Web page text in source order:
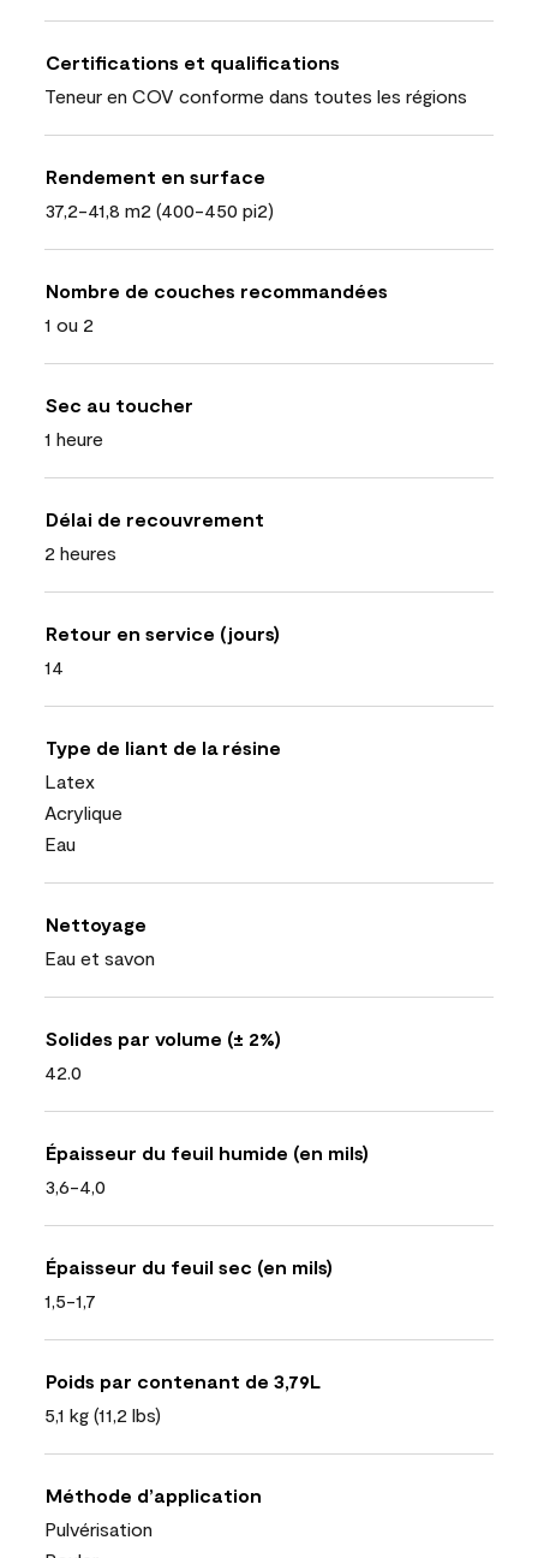
Certifications et qualifications
Teneur en COV conforme dans toutes les régions
Rendement en surface
37,2-41,8 m2 (400-450 pi2)
Nombre de couches recommandées
1 ou 2
Sec au toucher
1 heure
Délai de recouvrement
2 heures
Retour en service (jours)
14
Type de liant de la résine
Latex
Acrylique
Eau
Nettoyage
Eau et savon
Solides par volume (± 2%)
42.0
Épaisseur du feuil humide (en mils)
3,6-4,0
Épaisseur du feuil sec (en mils)
1,5-1,7
Poids par contenant de 3,79L
5,1 kg (11,2 lbs)
Méthode d’application
Pulvérisation